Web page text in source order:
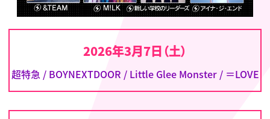
2026年3月7日（土）
超特急 / BOYNEXTDOOR / Little Glee Monster / ＝LOVE